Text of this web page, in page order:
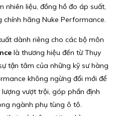
nhiên liệu, đồng hồ đo áp suất,
chính hãng Nuke Performance.
dành riêng cho các bộ môn
là thương hiệu đến từ Thụy
tận tâm của những kỹ sư hàng
không ngừng đổi mới để
vượt trội, góp phần định
ngành phụ tùng ô tô.